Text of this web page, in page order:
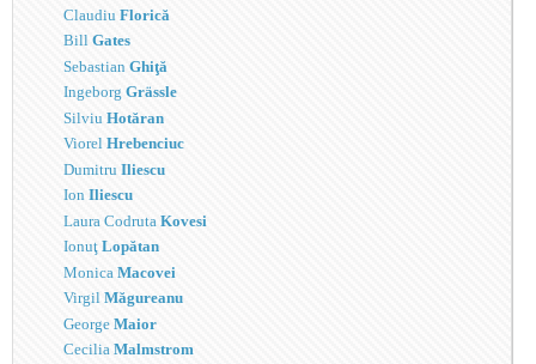
ClaudiuFlorică
BillGates
SebastianGhiţă
IngeborgGrässle
SilviuHotăran
ViorelHrebenciuc
DumitruIliescu
IonIliescu
Laura CodrutaKovesi
IonuţLopătan
MonicaMacovei
VirgilMăgureanu
GeorgeMaior
CeciliaMalmstrom